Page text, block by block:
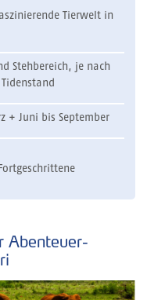
Tierwelt in
Stehbereich, je nach
+ Juni bis September
Abenteuer-